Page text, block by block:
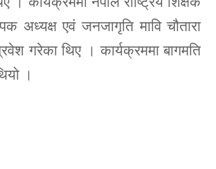
अध्यक्ष एवं जनजागृति मावि चौतारा
गरेका थिए । कार्यक्रममा बागमति
।